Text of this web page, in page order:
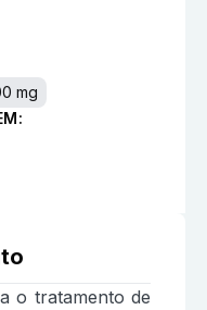
mg
o tratamento de